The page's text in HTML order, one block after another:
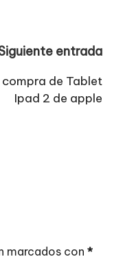
entrada
de Tablet
Ipad 2 de apple
marcados con*